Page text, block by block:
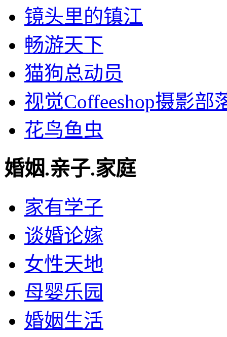
镜头里的镇江
畅游天下
猫狗总动员
视觉Coffeeshop摄影部
花鸟鱼虫
婚姻.亲子.家庭
家有学子
谈婚论嫁
女性天地
母婴乐园
婚姻生活